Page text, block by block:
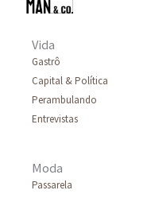
Vida
Gastrô
Capital & Política
Perambulando
Entrevistas
Moda
Passarela